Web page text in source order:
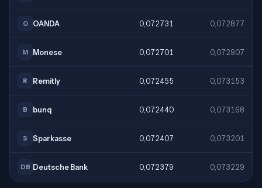
O OANDA 0,072731 0,072877
M Monese 0,072701 0,072907
R Remitly 0,072455 0,073153
B bunq 0,072440 0,073168
S Sparkasse 0,072407 0,073201
DB Deutsche Bank 0,072379 0,073229